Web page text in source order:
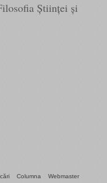
Științei și
Columna Webmaster